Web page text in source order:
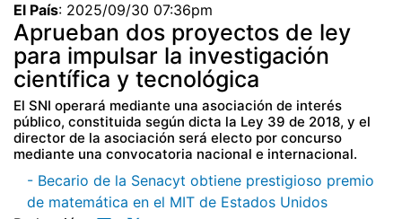
El País: 2025/09/30 07:36pm
Aprueban dos proyectos de ley
para impulsar la investigación
científica y tecnológica
El SNI operará mediante una asociación de interés
público, constituida según dicta la Ley 39 de 2018, y el
director de la asociación será electo por concurso
mediante una convocatoria nacional e internacional.
- Becario de la Senacyt obtiene prestigioso premio
de matemática en el MIT de Estados Unidos